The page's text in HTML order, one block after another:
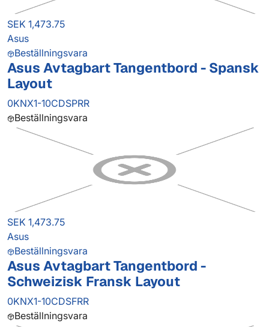
SEK 1,473.75
Asus
Beställningsvara
Asus Avtagbart Tangentbord - Spansk
Layout
0KNX1-10CDSPRR
Beställningsvara
SEK 1,473.75
Asus
Beställningsvara
Asus Avtagbart Tangentbord -
Schweizisk Fransk Layout
0KNX1-10CDSFRR
Beställningsvara